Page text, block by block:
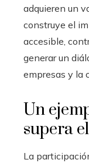
adquieren un
construye el
accesible,
generar un
empresas y la
Un
supera
La